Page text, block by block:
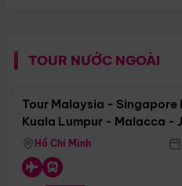
TOUR NƯỚC NGOÀI
Tour Malaysia - Singapore
Kuala Lumpur - Malacca -
Singapore
Hồ Chí Minh